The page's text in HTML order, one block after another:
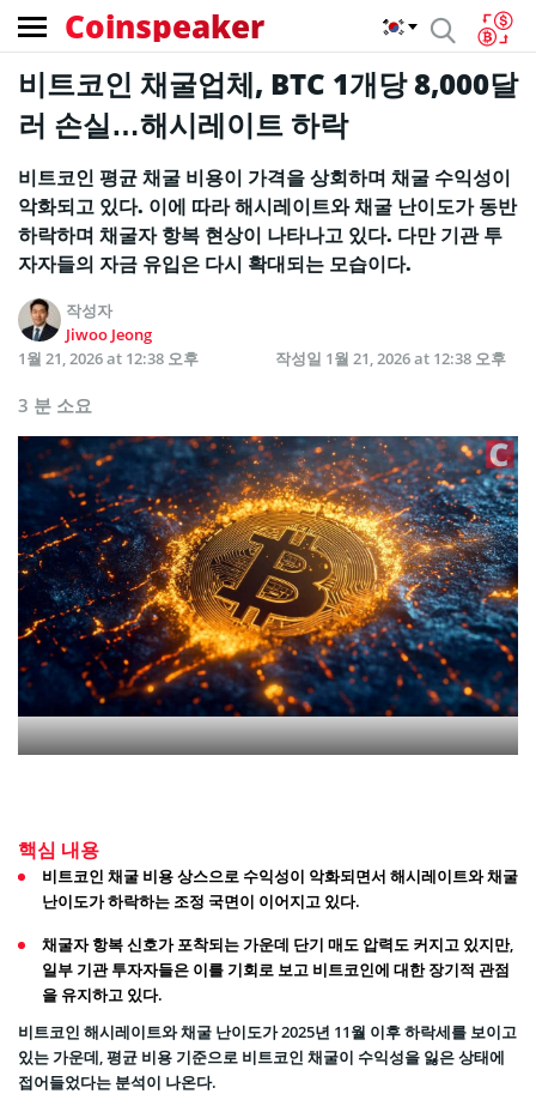
Coinspeaker
비트코인 채굴업체, BTC 1개당 8,000달
러 손실…해시레이트 하락
비트코인 평균 채굴 비용이 가격을 상회하며 채굴 수익성이
악화되고 있다. 이에 따라 해시레이트와 채굴 난이도가 동반
하락하며 채굴자 항복 현상이 나타나고 있다. 다만 기관 투
자자들의 자금 유입은 다시 확대되는 모습이다.
작성자
Jiwoo Jeong
1월 21, 2026 at 12:38 오후
작성일 1월 21, 2026 at 12:38 오후
3 분 소요
핵심 내용
비트코인 채굴 비용 상스으로 수익성이 악화되면서 해시레이트와 채굴
난이도가 하락하는 조정 국면이 이어지고 있다.
채굴자 항복 신호가 포착되는 가운데 단기 매도 압력도 커지고 있지만,
일부 기관 투자자들은 이를 기회로 보고 비트코인에 대한 장기적 관점
을 유지하고 있다.
비트코인 해시레이트와 채굴 난이도가 2025년 11월 이후 하락세를 보이고
있는 가운데, 평균 비용 기준으로 비트코인 채굴이 수익성을 잃은 상태에
접어들었다는 분석이 나온다.